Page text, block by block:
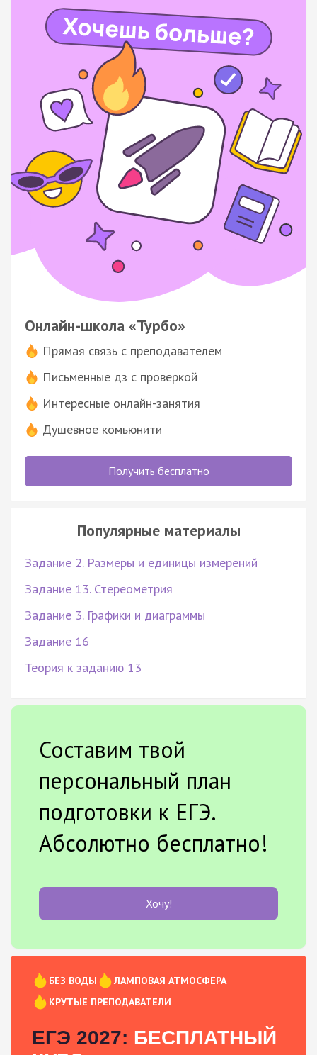
Онлайн-школа «Турбо»
Прямая связь с преподавателем
Письменные дз с проверкой
Интересные онлайн-занятия
Душевное комьюнити
Получить бесплатно
Популярные материалы
Задание 2. Размеры и единицы измерений
Задание 13. Стереометрия
Задание 3. Графики и диаграммы
Задание 16
Теория к заданию 13
Составим твой
персональный план
подготовки к ЕГЭ.
Абсолютно бесплатно!
Хочу!
БЕЗ ВОДЫ
ЛАМПОВАЯ АТМОСФЕРА
КРУТЫЕ ПРЕПОДАВАТЕЛИ
ЕГЭ 2027: БЕСПЛАТНЫЙ